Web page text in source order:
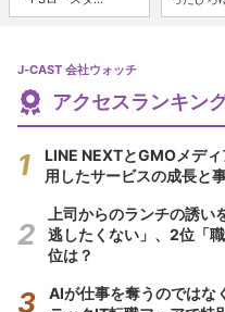
J-CAST 会社ウォッチ
アクセスランキン
LINE NEXTとGMOメデ
用したサービスの成長と
上司からのランチの誘
逃したくない」、2位「
位は？
AIが仕事を奪うのでは